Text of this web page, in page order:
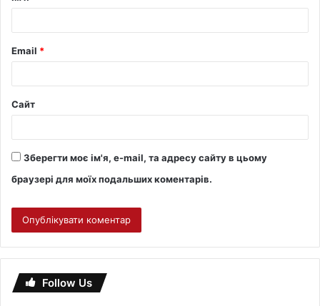
Email *
Сайт
Зберегти моє ім'я, e-mail, та адресу сайту в цьому
браузері для моїх подальших коментарів.
Follow Us